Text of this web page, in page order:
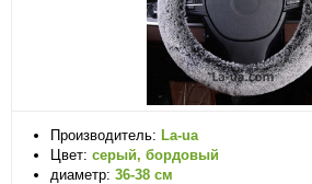
Производитель: La-ua
Цвет: серый, бордовый
диаметр: 36-38 см